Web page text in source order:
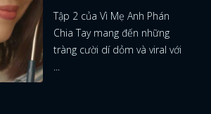
Tập 2 của Vì Mẹ Anh Phán
Chia Tay mang đến những
tràng cười dí dỏm và viral với
...